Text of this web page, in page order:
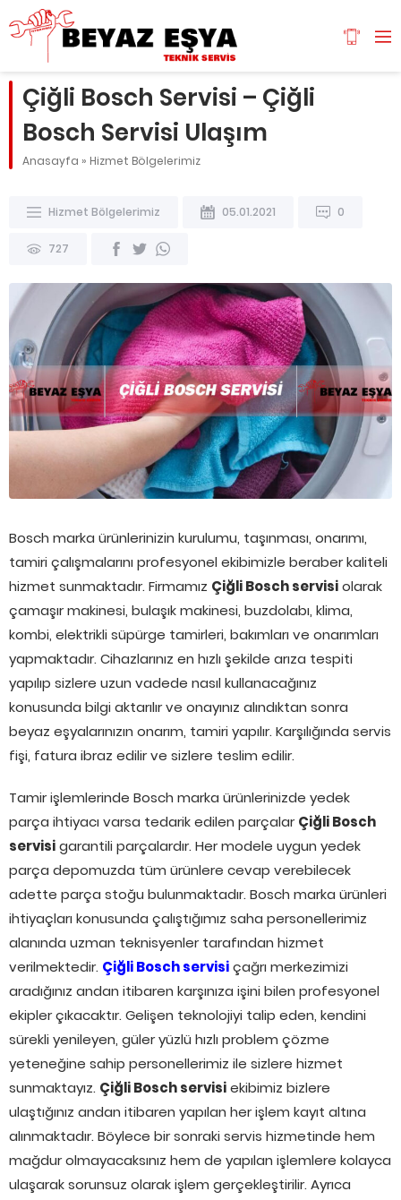
Çiğli Bosch Servisi – Çiğli
Bosch Servisi Ulaşım
Anasayfa » Hizmet Bölgelerimiz
Hizmet Bölgelerimiz 05.01.2021 0
727
Bosch marka ürünlerinizin kurulumu, taşınması, onarımı,
tamiri çalışmalarını profesyonel ekibimizle beraber kaliteli
hizmet sunmaktadır. Firmamız Çiğli Bosch servisiolarak
çamaşır makinesi, bulaşık makinesi, buzdolabı, klima,
kombi, elektrikli süpürge tamirleri, bakımları ve onarımları
yapmaktadır. Cihazlarınız en hızlı şekilde arıza tespiti
yapılıp sizlere uzun vadede nasıl kullanacağınız
konusunda bilgi aktarılır ve onayınız alındıktan sonra
beyaz eşyalarınızın onarım, tamiri yapılır. Karşılığında servis
fişi, fatura ibraz edilir ve sizlere teslim edilir.
Tamir işlemlerinde Bosch marka ürünlerinizde yedek
parça ihtiyacı varsa tedarik edilen parçalarÇiğli Bosch
servisigarantili parçalardır. Her modele uygun yedek
parça depomuzda tüm ürünlere cevap verebilecek
adette parça stoğu bulunmaktadır. Bosch marka ürünleri
ihtiyaçları konusunda çalıştığımız saha personellerimiz
alanında uzman teknisyenler tarafından hizmet
verilmektedir. Çiğli Bosch servisiçağrı merkezimizi
aradığınız andan itibaren karşınıza işini bilen profesyonel
ekipler çıkacaktır. Gelişen teknolojiyi talip eden, kendini
sürekli yenileyen, güler yüzlü hızlı problem çözme
yeteneğine sahip personellerimiz ile sizlere hizmet
sunmaktayız. Çiğli Bosch servisiekibimiz bizlere
ulaştığınız andan itibaren yapılan her işlem kayıt altına
alınmaktadır. Böylece bir sonraki servis hizmetinde hem
mağdur olmayacaksınız hem de yapılan işlemlere kolayca
ulaşarak sorunsuz olarak işlem gerçekleştirilir. Ayrıca